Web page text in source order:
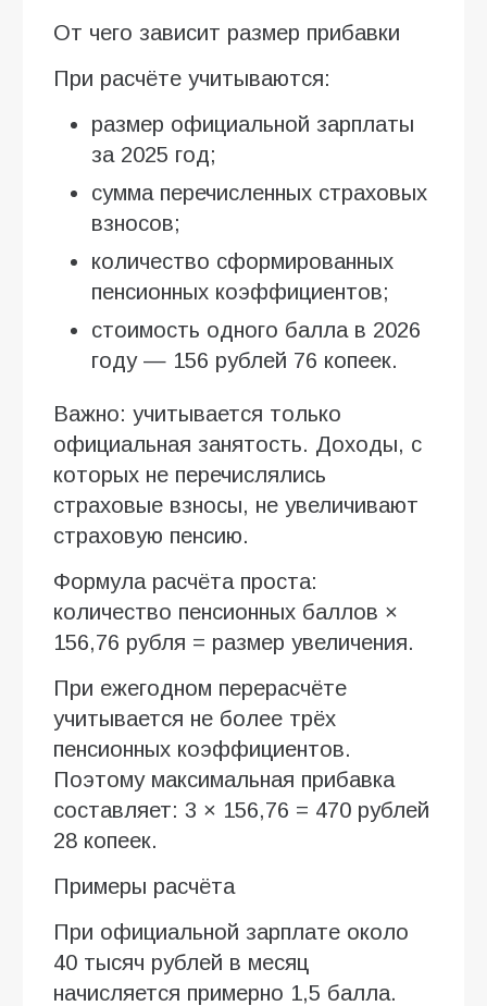
От чего зависит размер прибавки
При расчёте учитываются:
размер официальной зарплаты
за 2025 год;
сумма перечисленных страховых
взносов;
количество сформированных
пенсионных коэффициентов;
стоимость одного балла в 2026
году — 156 рублей 76 копеек.
Важно: учитывается только
официальная занятость. Доходы, с
которых не перечислялись
страховые взносы, не увеличивают
страховую пенсию.
Формула расчёта проста:
количество пенсионных баллов ×
156,76 рубля = размер увеличения.
При ежегодном перерасчёте
учитывается не более трёх
пенсионных коэффициентов.
Поэтому максимальная прибавка
составляет: 3 × 156,76 = 470 рублей
28 копеек.
Примеры расчёта
При официальной зарплате около
40 тысяч рублей в месяц
начисляется примерно 1,5 балла.